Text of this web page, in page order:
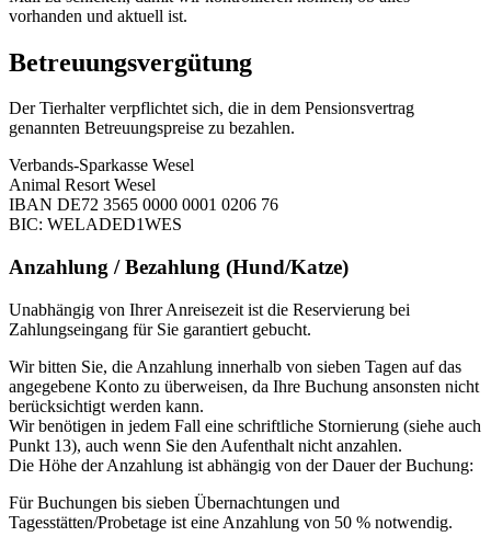
vorhanden und aktuell ist.
Betreuungsvergütung
Der Tierhalter verpflichtet sich, die in dem Pensionsvertrag
genannten Betreuungspreise zu bezahlen.
Verbands-Sparkasse Wesel
Animal Resort Wesel
IBAN DE72 3565 0000 0001 0206 76
BIC: WELADED1WES
Anzahlung / Bezahlung (Hund/Katze)
Unabhängig von Ihrer Anreisezeit ist die Reservierung bei
Zahlungseingang für Sie garantiert gebucht.
Wir bitten Sie, die Anzahlung innerhalb von sieben Tagen auf das
angegebene Konto zu überweisen, da Ihre Buchung ansonsten nicht
berücksichtigt werden kann.
Wir benötigen in jedem Fall eine schriftliche Stornierung (siehe auch
Punkt 13), auch wenn Sie den Aufenthalt nicht anzahlen.
Die Höhe der Anzahlung ist abhängig von der Dauer der Buchung:
Für Buchungen bis sieben Übernachtungen und
Tagesstätten/Probetage ist eine Anzahlung von 50 % notwendig.